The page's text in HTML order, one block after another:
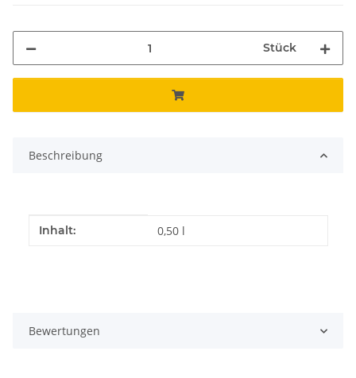
Stück
Beschreibung
Produkteigenschaft
Wert
Inhalt: 0,50 l
Bewertungen